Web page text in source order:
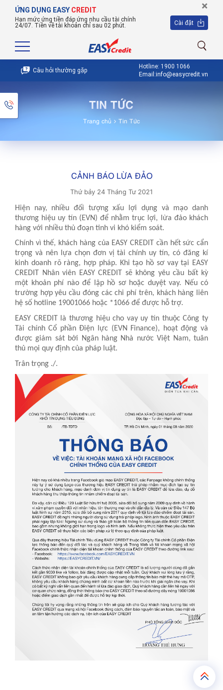
ỨNG DỤNG EASY CREDIT
Hạn mức ứng tiền đáp ứng nhu cầu tài chính
24/07. Tiền về tài khoản chỉ sau 02 phút.
×
Cài đặt
Câu hỏi thường gặp
Hotline: 1900 1066
Email:info@easycredit.vn
TIN TỨC
Trang chủ Tin Tức
CẢNH BÁO LỪA ĐẢO
Thứ bảy 24 Tháng Tư 2021
Hiện nay, nhiều đối tượng xấu lợi dụng và mạo danh
thương hiệu uy tín (EVN) để nhằm trục lợi,
lừa đảo khách
hàng với nhiều thủ đoạn tinh vi khó kiểm soát.
Chính vì thế, khách hàng của EASY CREDIT cần hết sức cẩn
trọng và nên lựa chọn đơn vị tài chính uy tín, có đăng kí
kinh doanh rõ ràng, hợp pháp. Khi tạo hồ sơ vay tại EASY
CREDIT Nhân viên EASY CREDIT sẽ không yêu cầu bất kỳ
một khoản phí nào để lập hồ sơ hoặc duyệt vay. Nếu có
trường hợp yêu cầu đóng các chi phí trên, khách hàng liên
hệ số hotline 19001066 hoặc *1066 để được hỗ trợ.
EASY CREDIT là thương hiệu cho vay uy tín thuộc Công ty
Tài chính Cổ phần Điện lực (EVN Finance), hoạt động và
được giám sát bởi Ngân hàng Nhà nước Việt Nam, tuân
thủ mọi quy định của pháp luật.
Trân trọng ./.